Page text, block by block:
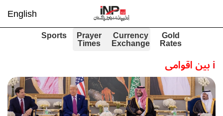
English
Gold
Rates
Currency
Exchange
Prayer
Times
Sports
iبین اقوامی